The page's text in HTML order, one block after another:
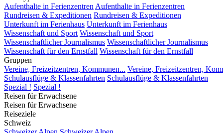
Aufenthalte in Ferienzentren Aufenthalte in Ferienzentren
Rundreisen & Expeditionen Rundreisen & Expeditionen
Unterkunft im Ferienhaus Unterkunft im Ferienhaus
Wissenschaft und Sport Wissenschaft und Sport
Wissenschaftlicher Journalismus Wissenschaftlicher Journalismus
Wissenschaft für den Ernstfall Wissenschaft für den Ernstfall
Gruppen
Vereine, Freizeitzentren, Kommunen... Vereine, Freizeitzentren,
Schulausflüge & Klassenfahrten Schulausflüge & Klassenfahrten
Spezial ! Spezial !
Reisen für Erwachsene
Reisen für Erwachsene
Reiseziele
Schweiz